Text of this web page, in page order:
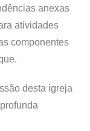
anexas
atividades
componentes
desta igreja